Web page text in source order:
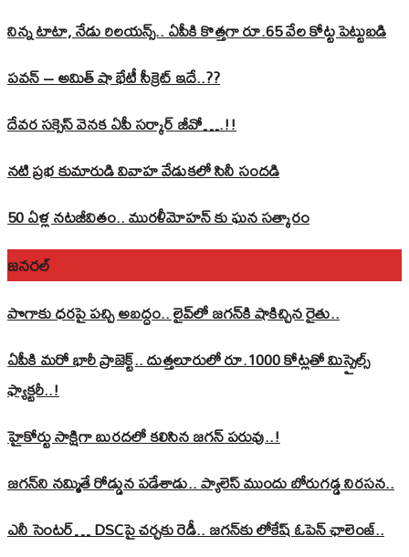
నిన్న టాటా, నేడు రిలయన్స్.. ఏపీకి కొత్తగా రూ.65 వేల కోట్ట పెట్టుబడి
పవన్‌ – అమిత్‌ షా భేటీ సీక్రెట్‌ ఇదే..??
దేవర సక్సెస్‌ వెనక ఏపీ సర్కార్‌ జీవో….!!
నటి ప్రభ కుమారుడి వివాహ వేడుకలో సినీ సందడి
50 ఏళ్ల నటజీవితం.. మురళీమోహన్ కు ఘన సత్కారం
జనరల్
పొగాకు ధరపై పచ్చి అబద్దం.. లైవ్‌లో జగన్‌కి షాకిచ్చిన రైతు..
ఏపీకి మరో భారీ ప్రాజెక్ట్.. దుత్తలూరులో రూ.1000 కోట్లతో మిస్సైల్స్
ఫ్యాక్టరీ..!
హైకోర్టు సాక్షిగా బురదలో కలిసిన జగన్ పరువు..!
జగన్‌ని నమ్మితే రోడ్డున పడేశాడు.. ప్యాలెస్‌ ముందు బోరుగడ్డ నిరసన..
ఎనీ సెంటర్‌… DSCపై చర్చకు రెడీ.. జగన్‌కు లోకేష్‌ ఓపెన్ ఛాలెంజ్..